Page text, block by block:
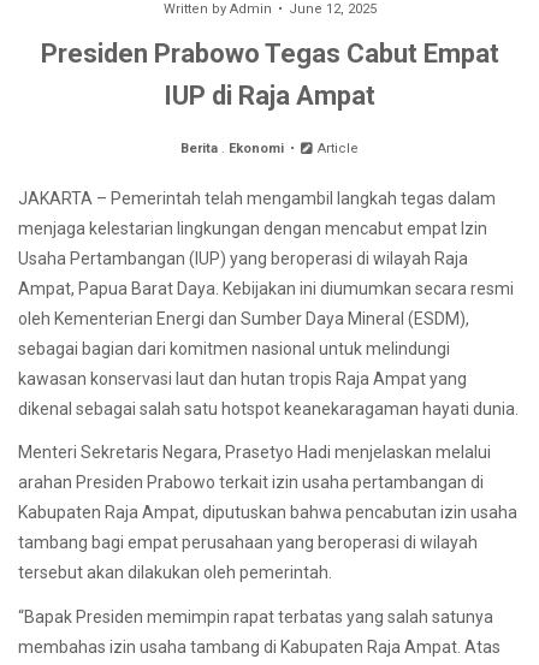
Written by Admin June 12, 2025
Presiden Prabowo Tegas Cabut Empat
IUP di Raja Ampat
Berita. Ekonomi Article
JAKARTA – Pemerintah telah mengambil langkah tegas dalam
menjaga kelestarian lingkungan dengan mencabut empat Izin
Usaha Pertambangan (IUP) yang beroperasi di wilayah Raja
Ampat, Papua Barat Daya. Kebijakan ini diumumkan secara resmi
oleh Kementerian Energi dan Sumber Daya Mineral (ESDM),
sebagai bagian dari komitmen nasional untuk melindungi
kawasan konservasi laut dan hutan tropis Raja Ampat yang
dikenal sebagai salah satu hotspot keanekaragaman hayati dunia.
Menteri Sekretaris Negara, Prasetyo Hadi menjelaskan melalui
arahan Presiden Prabowo terkait izin usaha pertambangan di
Kabupaten Raja Ampat, diputuskan bahwa pencabutan izin usaha
tambang bagi empat perusahaan yang beroperasi di wilayah
tersebut akan dilakukan oleh pemerintah.
“Bapak Presiden memimpin rapat terbatas yang salah satunya
membahas izin usaha tambang di Kabupaten Raja Ampat. Atas